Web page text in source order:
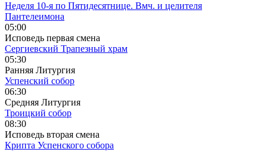
Неделя 10-я по Пятидесятнице. Вмч. и целителя
Пантелеимона
05:00
Исповедь первая смена
Сергиевский Трапезный храм
05:30
Ранняя Литургия
Успенский собор
06:30
Средняя Литургия
Троицкий собор
08:30
Исповедь вторая смена
Крипта Успенского собора